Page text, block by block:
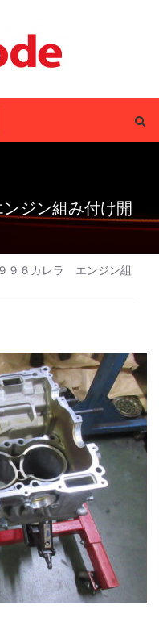
ジン組み付け開
９６カレラ エンジン組